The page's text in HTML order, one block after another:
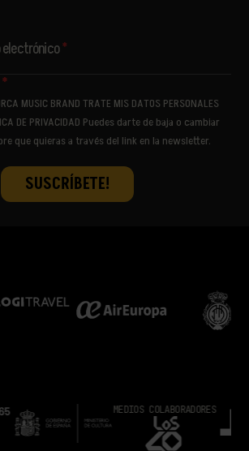
electrónico*
*
MUSIC BRAND TRATE MIS DATOS PERSONALES
DE PRIVACIDAD Puedes darte de baja o cambiar
que quieras a través del link en la newsletter.
MEDIOS COLABORADORES